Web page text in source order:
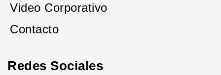
Video Corporativo
Contacto
Redes Sociales